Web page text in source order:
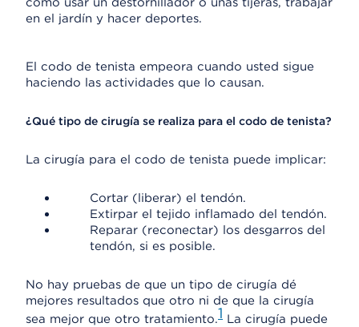
en el jardín y hacer deportes.
El codo de tenista empeora cuando usted sigue
haciendo las actividades que lo causan.
¿Qué tipo de cirugía se realiza para el codo de tenista?
La cirugía para el codo de tenista puede implicar:
Cortar (liberar) el tendón.
Extirpar el tejido inflamado del tendón.
Reparar (reconectar) los desgarros del
tendón, si es posible.
No hay pruebas de que un tipo de cirugía dé
mejores resultados que otro ni de que la cirugía
sea mejor que otro tratamiento.1 La cirugía puede